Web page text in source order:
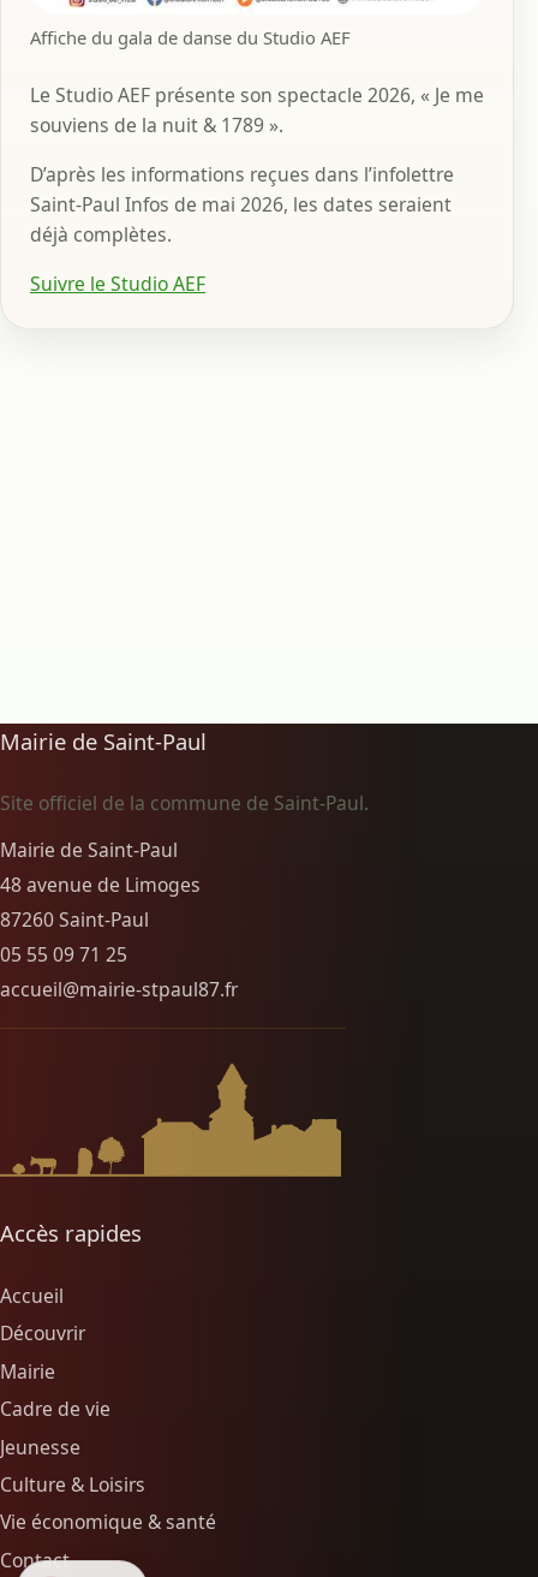
Affiche du gala de danse du Studio AEF
Le Studio AEF présente son spectacle 2026, « Je me
souviens de la nuit & 1789 ».
D’après les informations reçues dans l’infolettre
Saint-Paul Infos de mai 2026, les dates seraient
déjà complètes.
Suivre le Studio AEF
Mairie de Saint-Paul
Site officiel de la commune de Saint-Paul.
Mairie de Saint-Paul
48 avenue de Limoges
87260 Saint-Paul
05 55 09 71 25
accueil@mairie-stpaul87.fr
Accès rapides
Accueil
Découvrir
Mairie
Cadre de vie
Jeunesse
Culture & Loisirs
Vie économique & santé
Contact